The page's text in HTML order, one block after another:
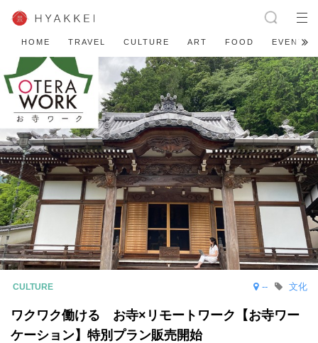
HOME TRAVEL CULTURE ART FOOD EVENT
-- 文化
ワクワク働ける お寺×リモートワーク【お寺ワー
ケーション】特別プラン販売開始